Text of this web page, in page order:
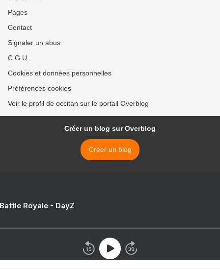
Pages
Contact
Signaler un abus
C.G.U.
Cookies et données personnelles
Préférences cookies
Voir le profil de occitan sur le portail Overblog
Créer un blog sur Overblog
Créer un blog
Royale - DayZ